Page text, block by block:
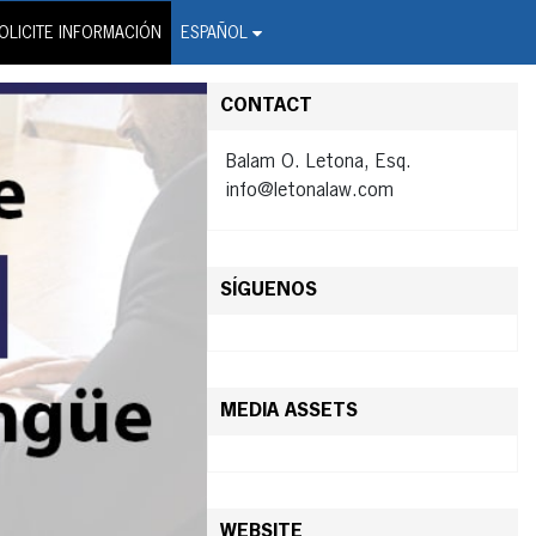
INFORMACIÓN ESPAÑOL
Wire Service
CONTACT
Balam O. Letona, Esq.
info@letonalaw.com
SÍGUENOS
MEDIA ASSETS